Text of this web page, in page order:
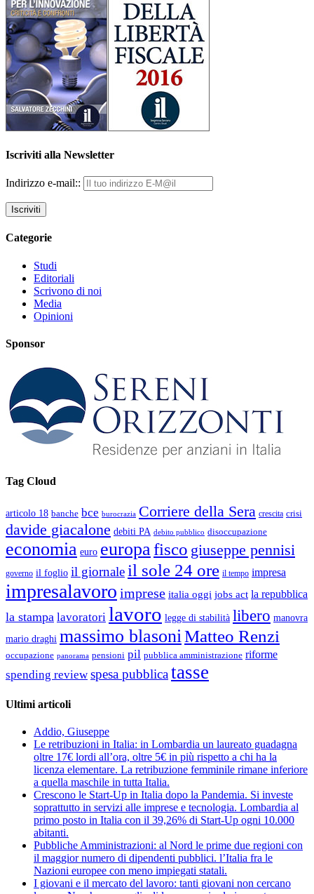
Iscriviti alla Newsletter
Indirizzo e-mail::
Categorie
Studi
Editoriali
Scrivono di noi
Media
Opinioni
Sponsor
Tag Cloud
articolo 18 banche bce burocrazia Corriere della Sera crescita crisi
davide giacalone debiti PA debito pubblico disoccupazione
economia euro europa fisco giuseppe pennisi
governo il foglio il giornale il sole 24 ore il tempo impresa
impresalavoro imprese italia oggi jobs act la repubblica
la stampa lavoratori lavoro legge di stabilità libero manovra
mario draghi massimo blasoni Matteo Renzi
occupazione panorama pensioni pil pubblica amministrazione riforme
spending review spesa pubblicatasse
Ultimi articoli
Addio, Giuseppe
Le retribuzioni in Italia: in Lombardia un laureato guadagna
oltre 17€ lordi all’ora, oltre 5€ in più rispetto a chi ha la
licenza elementare. La retribuzione femminile rimane inferiore
a quella maschile in tutta Italia.
Crescono le Start-Up in Italia dopo la Pandemia. Si investe
soprattutto in servizi alle imprese e tecnologia. Lombardia al
primo posto in Italia con il 39,26% di Start-Up ogni 10.000
abitanti.
Pubbliche Amministrazioni: al Nord le prime due regioni con
il maggior numero di dipendenti pubblici. l’Italia fra le
Nazioni europee con meno impiegati statali.
I giovani e il mercato del lavoro: tanti giovani non cercano